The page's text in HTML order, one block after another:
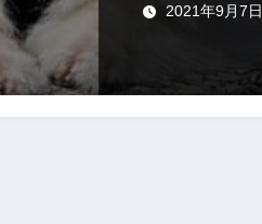
2021年9月7日